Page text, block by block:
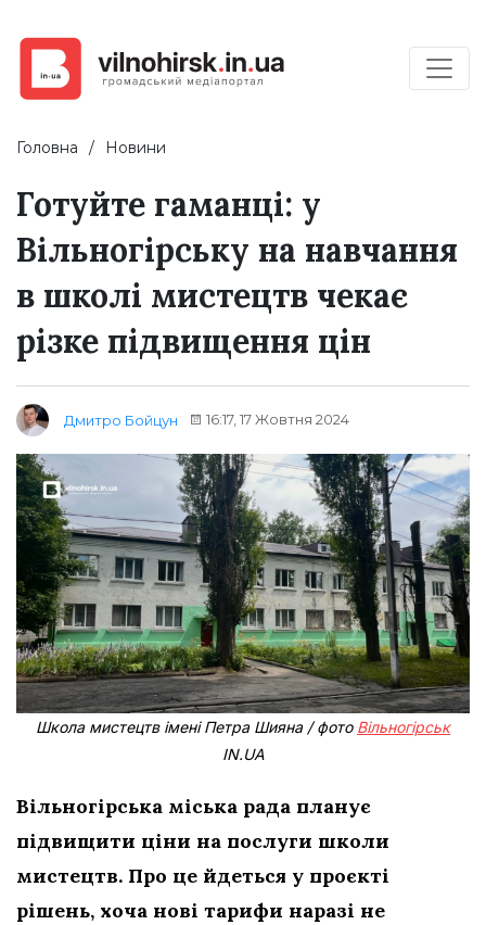
Головна Новини
Готуйте гаманці: у
Вільногірську на навчання
в школі мистецтв чекає
різке підвищення цін
Дмитро Бойцун 16:17, 17 Жовтня 2024
Школа мистецтв імені Петра Шияна / фото Вільногірськ
IN.UA
Вільногірська міська рада планує
підвищити ціни на послуги школи
мистецтв. Про це йдеться у проєкті
рішень, хоча нові тарифи наразі не